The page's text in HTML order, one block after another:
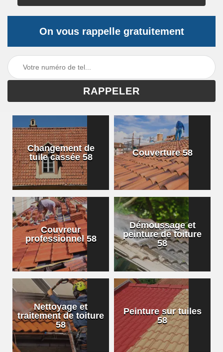
On vous rappelle gratuitement
Changement de
tuile cassée 58
Couverture 58
Couvreur
professionnel 58
Démoussage et
peinture de toiture
58
Nettoyage et
traitement de toiture
58
Peinture sur tuiles
58